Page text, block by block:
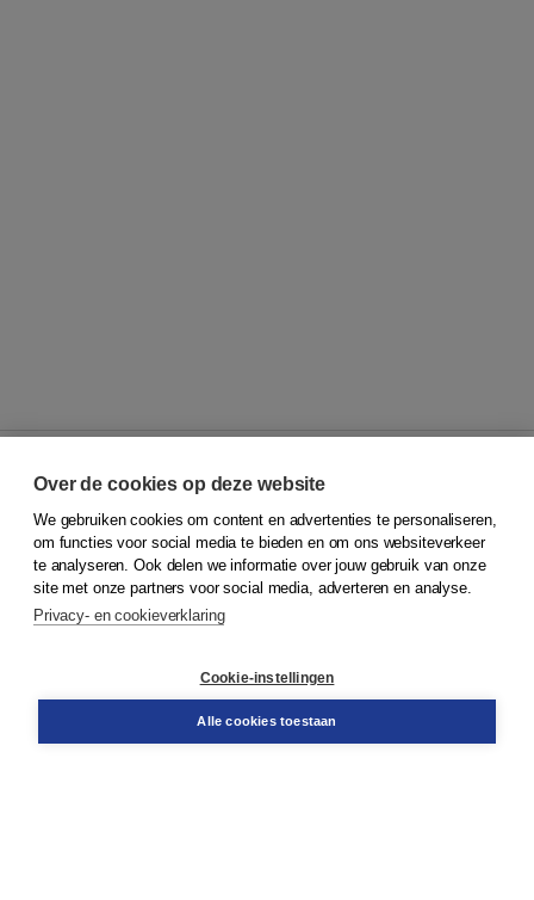
© 2026Koninklijke Boom uitgevers
Klantenservice
Service & informatie
Contact
Over de cookies op deze website
We gebruiken cookies om content en advertenties te personaliseren,
om functies voor social media te bieden en om ons websiteverkeer
te analyseren. Ook delen we informatie over jouw gebruik van onze
site met onze partners voor social media, adverteren en analyse.
Privacy- en cookieverklaring
Cookie-instellingen
Alle cookies toestaan